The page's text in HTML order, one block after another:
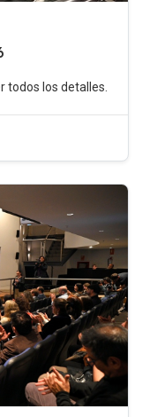
todos los detalles.